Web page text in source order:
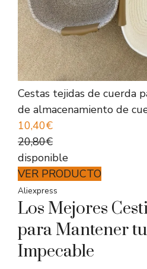
Cestas tejidas de cuerda
de almacenamiento de
10,40€
20,80€
disponible
VER PRODUCTO
Aliexpress
Los Mejores
para Mantener
Impecable